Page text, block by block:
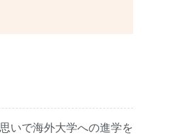
いで海外大学への進学を